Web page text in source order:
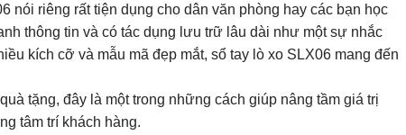
nói riêng rất tiện dụng cho dân văn phòng hay các bạn học
thông tin và có tác dụng lưu trữ lâu dài như một sự nhắc
kích cỡ và mẫu mã đẹp mắt, sổ tay lò xo SLX06 mang đến
tặng, đây là một trong những cách giúp nâng tầm giá trị
tâm trí khách hàng.